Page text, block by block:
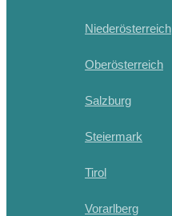
Niederösterreich
Oberösterreich
Salzburg
Steiermark
Tirol
Vorarlberg